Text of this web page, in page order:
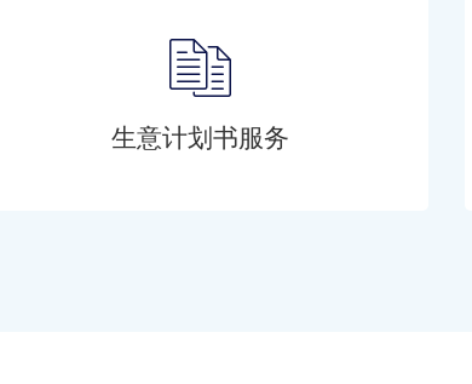
生意计划书服务